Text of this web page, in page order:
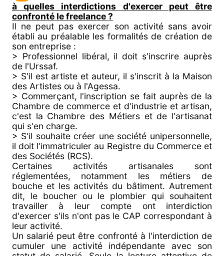
à quelles interdictions d'exercer peut être
confronté le freelance ?
Il ne peut pas exercer son activité sans avoir
établi au préalable les formalités de création de
son entreprise :
> Professionnel libéral, il doit s'inscrire auprès
de l'Urssaf.
> S'il est artiste et auteur, il s'inscrit à la Maison
des Artistes ou à l'Agessa.
> Commerçant, l'inscription se fait auprès de la
Chambre de commerce et d'industrie et artisan,
c'est la Chambre des Métiers et de l'artisanat
qui s'en charge.
> S'il souhaite créer une société unipersonnelle,
il doit l'immatriculer au Registre du Commerce et
des Sociétés (RCS).
Certaines activités artisanales sont
réglementées, notamment les métiers de
bouche et les activités du bâtiment. Autrement
dit, le boucher ou le plombier qui souhaitent
travailler à leur compte ont interdiction
d'exercer s'ils n'ont pas le CAP correspondant à
leur activité.
Un salarié peut être confronté à l'interdiction de
cumuler une activité indépendante avec son